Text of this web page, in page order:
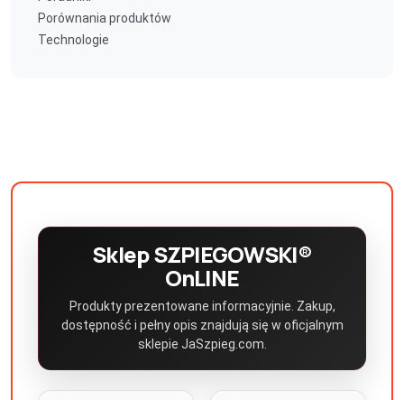
Porównania produktów
Technologie
Sklep SZPIEGOWSKI®
OnLINE
Produkty prezentowane informacyjnie. Zakup,
dostępność i pełny opis znajdują się w oficjalnym
sklepie JaSzpieg.com.